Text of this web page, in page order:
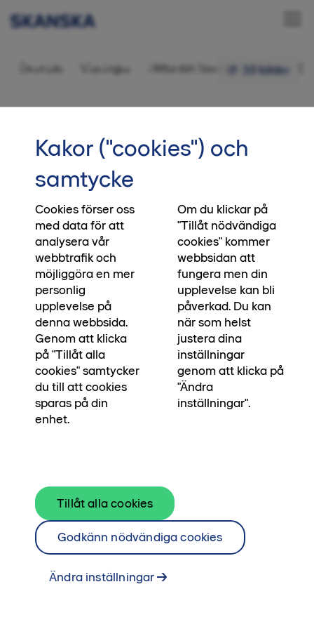
30 bilder
Bostadsrätt 4 rok,
Intresseanmälan
Översikt Visningar Hitta din favorit Bilder
Bo utan avgift
Just nu får du som köper en bostad i Diamanten
möjlighet att bo avgiftsfritt. Hur länge beror på
vilken bostad du väljer. Köp en trea eller fyra och
bo avgiftsfritt fram till 2028. Väljer du en etta
eller tvåa och flyttar in under 2026 bor du 36
månader utan avgift. Erbjudandet gäller nya
kunder som tecknar köpeavtal i Diamanten
senast den 31 oktober 2026. Kontakta någon av
mäklare Patrik, Sanna eller Johan för mer
information.
Kontakta mäklare
Se alla lägenheterna i kvarteret här
Kakor ("cookies") och
samtycke
Cookies förser oss
med data för att
analysera vår
webbtrafik och
möjliggöra en mer
personlig
upplevelse på
denna webbsida.
Genom att klicka
på "Tillåt alla
cookies" samtycker
du till att cookies
sparas på din
enhet.
Om du klickar på
"Tillåt nödvändiga
cookies" kommer
webbsidan att
fungera men din
upplevelse kan bli
påverkad. Du kan
när som helst
justera dina
inställningar
genom att klicka på
"Ändra
inställningar".
Ändra inställningar
Godkänn nödvändiga cookies
Tillåt alla cookies